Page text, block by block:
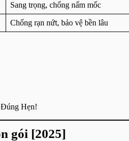
Sang trọng, chống nấm mốc
Chống rạn nứt, bảo vệ bền lâu
Hẹn!
gói [2025]